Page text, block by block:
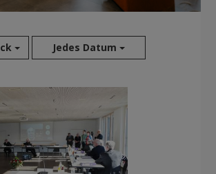
Jedes Datum
Aug 2026
Jul 2026
Jun 2026
Mai 2026
Apr 2026